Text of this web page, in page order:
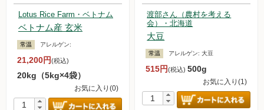
Lotus Rice Farm・ベトナム
ベトナム産 玄米
常温 アレルゲン:
21,200円(税込)
20kg（5kg×4袋）
お気に入り(0)
渡部さん（農村を考える
会）・北海道
大豆
常温 アレルゲン:大豆
515円(税込)500g
お気に入り(1)